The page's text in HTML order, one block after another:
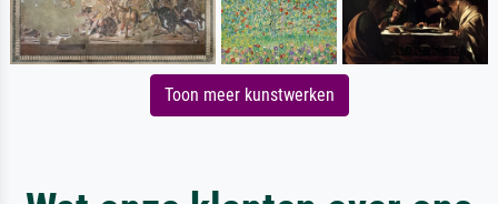
Toon meer kunstwerken